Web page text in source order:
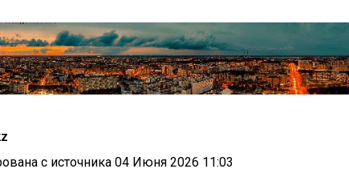
с источника 04 Июня 2026 11:03